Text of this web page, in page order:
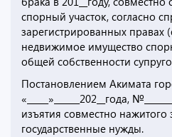
спорный участок, согласно
зарегистрированных правах
недвижимое имущество
общей собственности
Постановлением Акимата
«_____»______202__года,
изъятия совместно нажитого
государственные нужды.